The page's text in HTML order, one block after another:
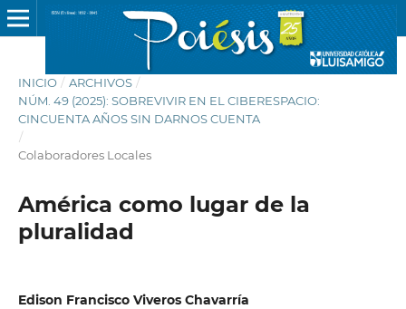
INICIO / ARCHIVOS /
NÚM. 49 (2025): SOBREVIVIR EN EL CIBERESPACIO:
CINCUENTA AÑOS SIN DARNOS CUENTA
/
Colaboradores Locales
América como lugar de la
pluralidad
Edison Francisco Viveros Chavarría